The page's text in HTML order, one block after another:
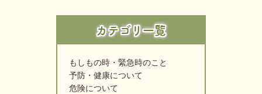
カテゴリ一覧
もしもの時・緊急時のこと
予防・健康について
危険について